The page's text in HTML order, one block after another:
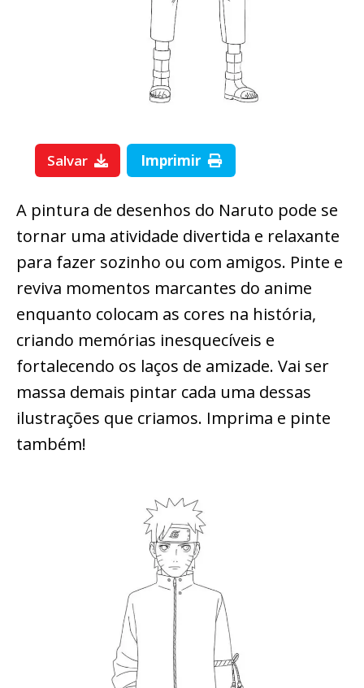
Salvar Imprimir
A pintura de desenhos do Naruto pode se
tornar uma atividade divertida e relaxante
para fazer sozinho ou com amigos. Pinte e
reviva momentos marcantes do anime
enquanto colocam as cores na história,
criando memórias inesquecíveis e
fortalecendo os laços de amizade. Vai ser
massa demais pintar cada uma dessas
ilustrações que criamos. Imprima e pinte
também!